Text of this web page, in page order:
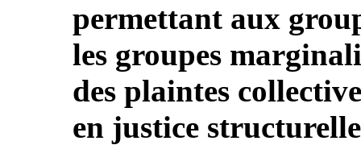
permettant aux
les groupes
des plaintes
en justice